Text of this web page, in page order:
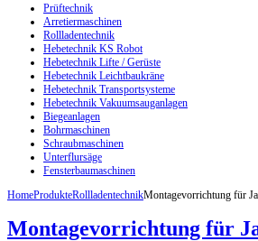
Prüftechnik
Arretiermaschinen
Rollladentechnik
Hebetechnik KS Robot
Hebetechnik Lifte / Gerüste
Hebetechnik Leichtbaukräne
Hebetechnik Transportsysteme
Hebetechnik Vakuumsauganlagen
Biegeanlagen
Bohrmaschinen
Schraubmaschinen
Unterflursäge
Fensterbaumaschinen
HomeProdukteRollladentechnikMontagevorrichtung für
Montagevorrichtung für